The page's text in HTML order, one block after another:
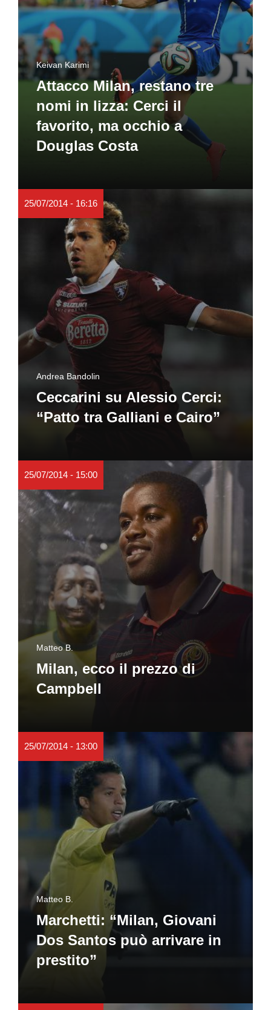
Keivan Karimi
Attacco Milan, restano tre
nomi in lizza: Cerci il
favorito, ma occhio a
Douglas Costa
25/07/2014 - 16:16
Andrea Bandolin
Ceccarini su Alessio Cerci:
“Patto tra Galliani e Cairo”
25/07/2014 - 15:00
Matteo B.
Milan, ecco il prezzo di
Campbell
25/07/2014 - 13:00
Matteo B.
Marchetti: “Milan, Giovani
Dos Santos può arrivare in
prestito”